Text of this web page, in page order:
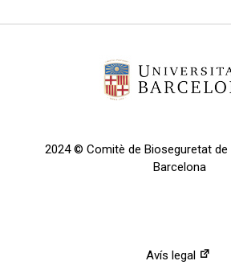
2024 © Comitè de Bioseguretat de
Barcelona
Avís legal